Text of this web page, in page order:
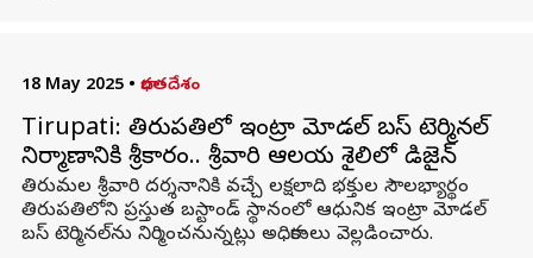
18 May 2025 • భారతదేశం
Tirupati: తిరుపతిలో ఇంట్రా మోడల్‌ బస్‌ టెర్మినల్‌
నిర్మాణానికి శ్రీకారం.. శ్రీవారి ఆలయ శైలిలో డిజైన్‌
తిరుమల శ్రీవారి దర్శనానికి వచ్చే లక్షలాది భక్తుల సౌలభ్యార్థం
తిరుపతిలోని ప్రస్తుత బస్టాండ్‌ స్థానంలో ఆధునిక ఇంట్రా మోడల్‌
బస్‌ టెర్మినల్‌ను నిర్మించనున్నట్లు అధికారులు వెల్లడించారు.